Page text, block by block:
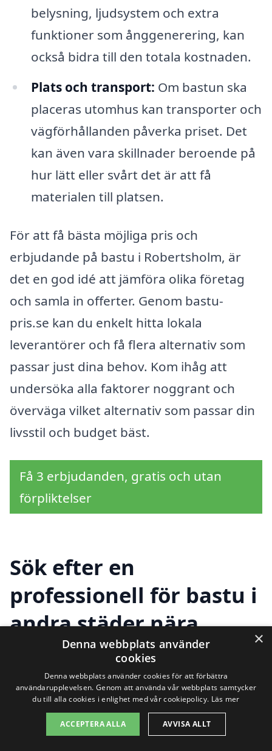
belysning, ljudsystem och extra
funktioner som ånggenerering, kan
också bidra till den totala kostnaden.
Plats och transport: Om bastun ska
placeras utomhus kan transporter och
vägförhållanden påverka priset. Det
kan även vara skillnader beroende på
hur lätt eller svårt det är att få
materialen till platsen.
För att få bästa möjliga pris och
erbjudande på bastu i Robertsholm, är
det en god idé att jämföra olika företag
och samla in offerter. Genom bastu-
pris.se kan du enkelt hitta lokala
leverantörer och få flera alternativ som
passar just dina behov. Kom ihåg att
undersöka alla faktorer noggrant och
överväga vilket alternativ som passar din
livsstil och budget bäst.
Få 3 erbjudanden, gratis och utan
förpliktelser
Sök efter en
professionell för bastu i
andra städer nära
Robertsholm
Att hitta en bra bastu i Robertsholm kan
vara en utmaning, men det finns flera
×
Denna webbplats använder
cookies
Denna webbplats använder cookies för att förbättra
användarupplevelsen. Genom att använda vår webbplats samtycker
du till alla cookies i enlighet med vår cookiepolicy. Läs mer
ACCEPTERA ALLA AVVISA ALLT